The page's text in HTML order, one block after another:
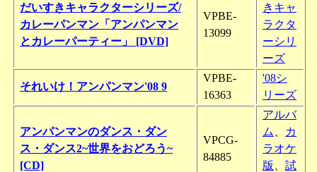
だいすきキャラクターシリーズ/
カレーパンマン「アンパンマン
とカレーパーティー」 [DVD]
VPBE-
13099
きキャ
ラクタ
ーシリ
ーズ
それいけ！アンパンマン'08 9
VPBE-
16363
'08シ
リーズ
アンパンマンのダンス・ダン
ス・ダンス2~世界をおどろう~
[CD]
VPCG-
84885
アルバ
ム
カ
ラオケ
版
試